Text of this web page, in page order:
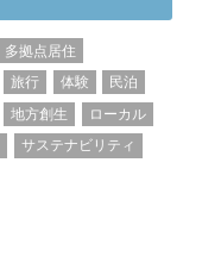
多拠点居住
旅行 体験
民泊
地方創生
ローカル
サステナビリティ